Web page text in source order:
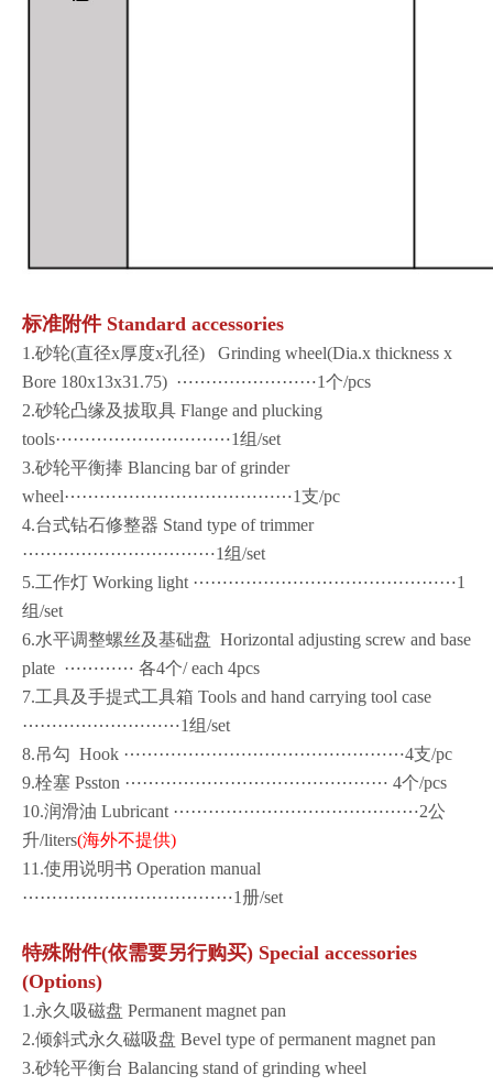
标准附件 Standard accessories
1.砂轮(直径x厚度x孔径) Grinding wheel(Dia.x thickness x
Bore 180x13x31.75) ⋯⋯⋯⋯⋯⋯⋯⋯1个/pcs
2.砂轮凸缘及拔取具 Flange and plucking
tools⋯⋯⋯⋯⋯⋯⋯⋯⋯⋯1组/set
3.砂轮平衡捧 Blancing bar of grinder
wheel⋯⋯⋯⋯⋯⋯⋯⋯⋯⋯⋯⋯⋯1支/pc
4.台式钻石修整器 Stand type of trimmer
⋯⋯⋯⋯⋯⋯⋯⋯⋯⋯⋯1组/set
5.工作灯 Working light ⋯⋯⋯⋯⋯⋯⋯⋯⋯⋯⋯⋯⋯⋯⋯1
组/set
6.水平调整螺丝及基础盘 Horizontal adjusting screw and base
plate ⋯⋯⋯⋯ 各4个/ each 4pcs
7.工具及手提式工具箱 Tools and hand carrying tool case
⋯⋯⋯⋯⋯⋯⋯⋯⋯1组/set
8.吊勾 Hook ⋯⋯⋯⋯⋯⋯⋯⋯⋯⋯⋯⋯⋯⋯⋯⋯4支/pc
9.栓塞 Psston ⋯⋯⋯⋯⋯⋯⋯⋯⋯⋯⋯⋯⋯⋯⋯ 4个/pcs
10.润滑油 Lubricant ⋯⋯⋯⋯⋯⋯⋯⋯⋯⋯⋯⋯⋯⋯2公
升/liters(海外不提供)
11.使用说明书 Operation manual
⋯⋯⋯⋯⋯⋯⋯⋯⋯⋯⋯⋯1册/set
特殊附件(依需要另行购买) Special accessories
(Options)
1.永久吸磁盘 Permanent magnet pan
2.倾斜式永久磁吸盘 Bevel type of permanent magnet pan
3.砂轮平衡台 Balancing stand of grinding wheel